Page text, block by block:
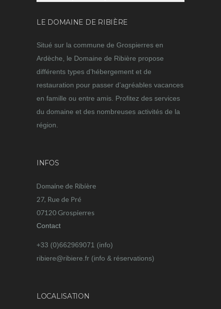
LE DOMAINE DE RIBIÈRE
Situé sur la commune de Grospierres en
Ardèche, le Domaine de Ribière propose
différents types d’hébergement et de
restauration pour passer d’agréables vacances
en famille ou entre amis. Profitez des services
du domaine et des nombreuses activités de la
région.
INFOS
Domaine de Ribière
27, Rue de Pré
07120 Grospierres
Contact
+33 (0)662969071 (info)
ribiere@ribiere.fr (info & réservations)
LOCALISATION